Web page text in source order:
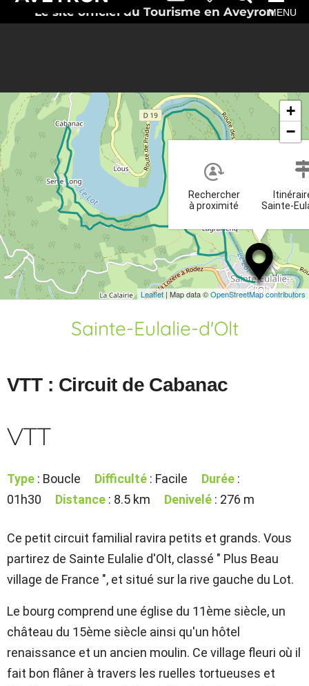
Le site officiel du Tourisme en AveyronMENU
Rechercher
à proximité
Sainte-
+
−
Leaflet | Map data ©OpenStreetMap contributors
Sainte-Eulalie-d'Olt
VTT : Circuit de Cabanac
VTT
Type : Boucle Difficulté : Facile Durée :
01h30
Distance : 8.5 km Denivelé : 276 m
Ce petit circuit familial ravira petits et grands. Vous
partirez de Sainte Eulalie d'Olt, classé " Plus Beau
village de France ", et situé sur la rive gauche du Lot.
Le bourg comprend une église du 11ème siècle, un
château du 15ème siècle ainsi qu'un hôtel
renaissance et un ancien moulin. Ce village fleuri où il
fait bon flâner à travers les ruelles tortueuses et